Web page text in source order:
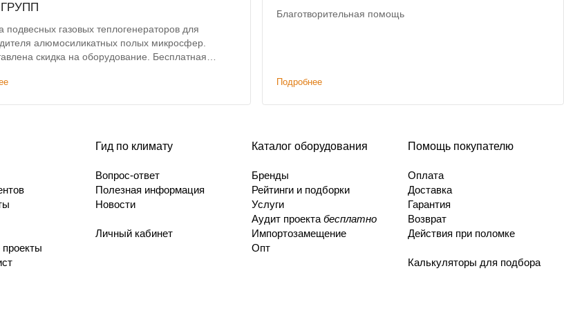
подвесных газовых теплогенераторов для
алюмосиликатных полых микросфер.
скидка на оборудование. Бесплатная
Благотворительная помощь
Подробнее
Гид по климату
Вопрос-ответ
Полезная информация
Новости
Личный кабинет
Каталог оборудования
Бренды
Рейтинги и подборки
Услуги
Аудит проекта бесплатно
Импортозамещение
Опт
Помощь покупателю
Оплата
Доставка
Гарантия
Возврат
Действия при поломке
Калькуляторы для подбора